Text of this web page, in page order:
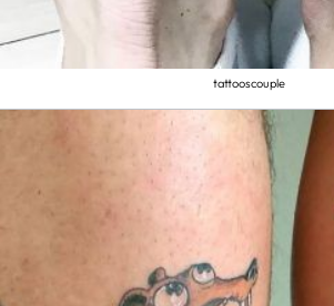
tattooscouple